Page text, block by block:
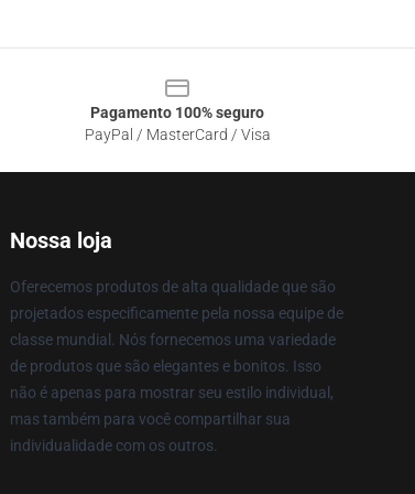
Pagamento 100% seguro
PayPal / MasterCard / Visa
Nossa loja
Oferecemos produtos de alta qualidade que são
projetados especificamente pela nossa equipe de
classe mundial. Nós fornecemos uma variedade
de produtos que são elegantes e bonitos. Isso
não é apenas para mostrar seu estilo individual,
mas também para você compartilhar sua
individualidade com os outros.